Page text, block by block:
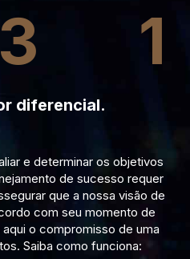
3 1
diferencial.
e determinar os objetivos
de sucesso requer
que a nossa visão de
com seu momento de
o compromisso de uma
Saiba como funciona: